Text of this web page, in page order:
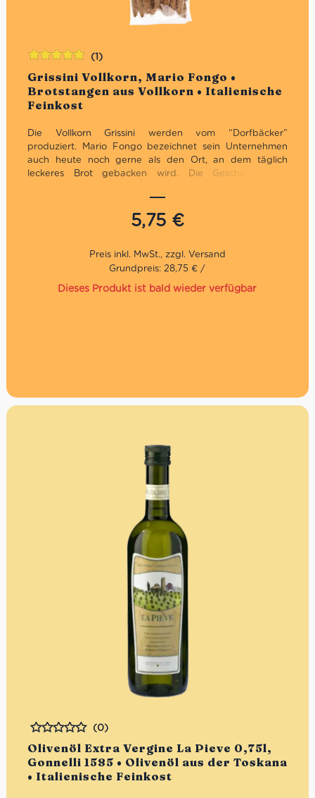
Grissini Vollkorn, Mario Fongo •
Brotstangen aus Vollkorn • Italienische
Feinkost
(1)
Die Vollkorn Grissini werden vom “Dorfbäcker”
produziert. Mario Fongo bezeichnet sein Unternehmen
auch heute noch gerne als den Ort, an dem täglich
leckeres Brot gebacken wird.
Die Geschichte des
Herzen der Provinz Asti verbunden, wo 1945 der erste
Dorfofen eingeweiht wurde. Dort begann jene “lange
Liebesgeschichte”, die die Familie Fongo immer noch mit
Familie ist auf der ganzen Welt für ihre Kreationen
Die Grissini aus Vollkorn sind vor allem als Appetitanreger
Sie sind aus Vollkorn hergestellt
5,75 €
Bewertet
mit5.00von
5
Grundpreis: 28,75 € /
Dieses Produkt ist bald wieder verfügbar
Olivenöl Extra Vergine La Pieve 0,75l,
Gonnelli 1585 • Olivenöl aus der Toskana
• Italienische Feinkost
Bewertet
(0)